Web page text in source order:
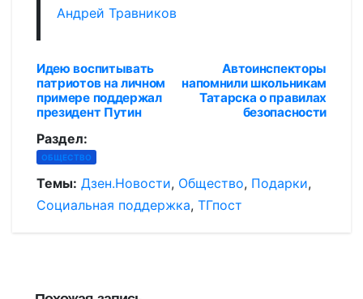
Андрей Травников
Навигация
по
записям
Автоинспекторы
напомнили школьникам
Татарска о правилах
безопасности
Идею воспитывать
патриотов на личном
примере поддержал
президент Путин
Раздел:
ОБЩЕСТВО
Темы: Дзен.Новости, Общество, Подарки,
Социальная поддержка, ТГпост